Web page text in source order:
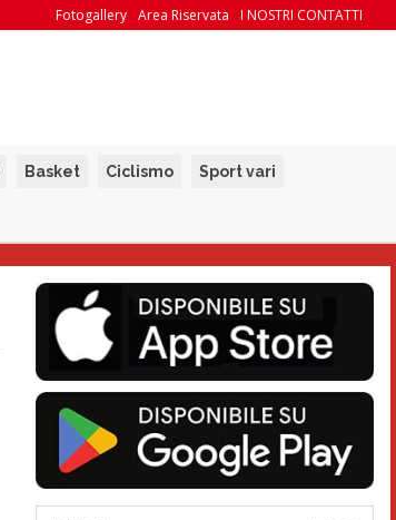
I NOSTRI CONTATTI
Area Riservata
Fotogallery
Basket Ciclismo Sport vari